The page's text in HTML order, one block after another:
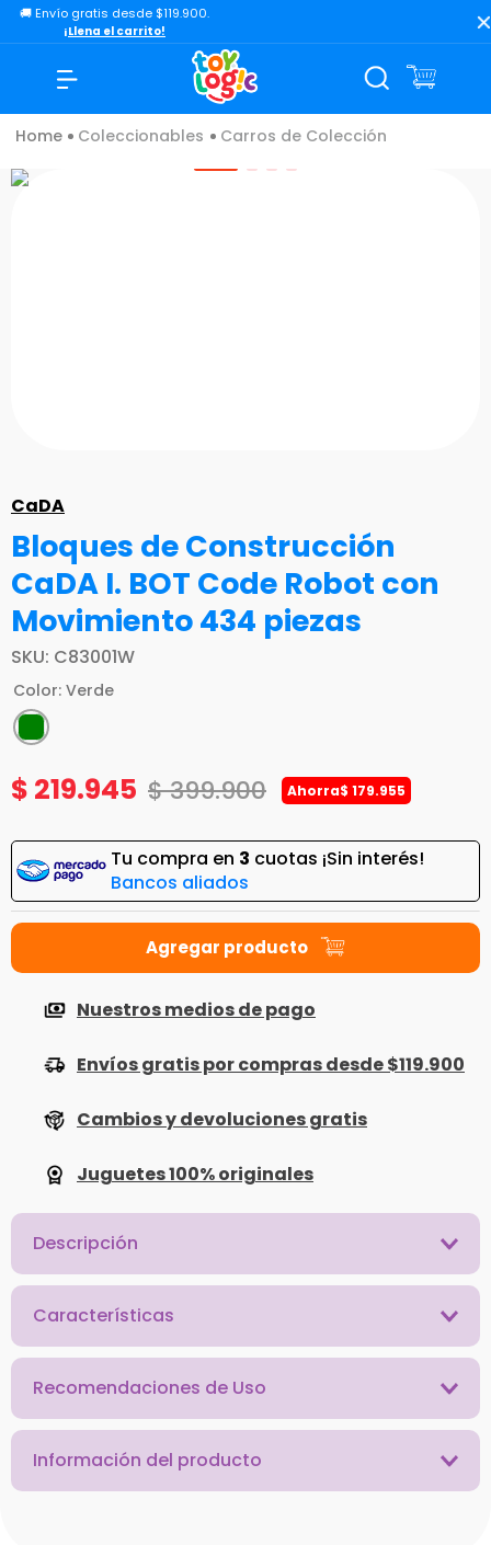
🚚 Envío gratis desde $119.900.
¡Llena el carrito!
Coleccionables Carros de Colección
CaDA
Bloques de Construcción
CaDA I. BOT Code Robot con
Movimiento 434 piezas
SKU: C83001W
Color: Verde
$ 219.945 $399.900 Ahorra$ 179.955
Tu compra en 3 cuotas ¡Sin interés!
Bancos aliados
Nuestros medios de pago
Envíos gratis por compras desde $119.900
Cambios y devoluciones gratis
Juguetes 100% originales
Descripción
Características
Recomendaciones de Uso
Información del producto
TÉRMINOS MÁS BUSCADOS
3.
carro
4